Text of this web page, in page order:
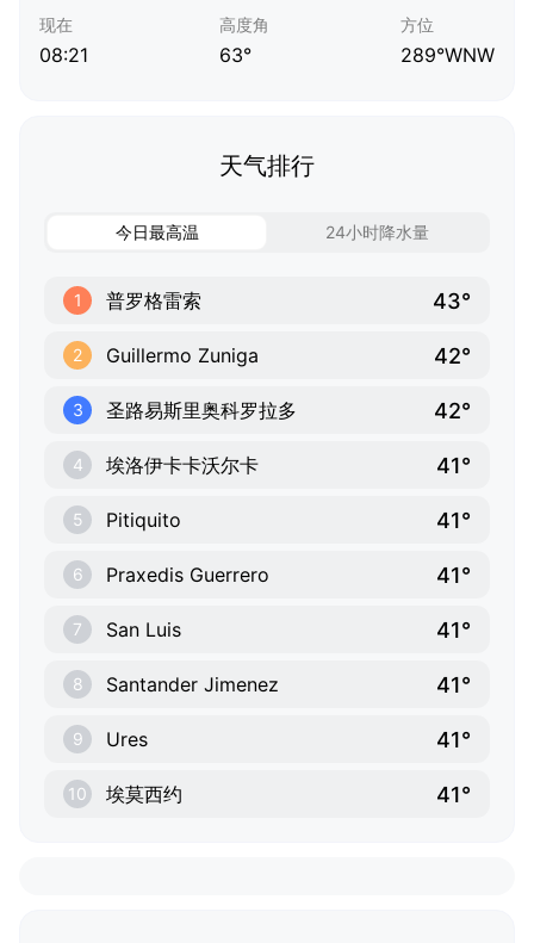
现在
08:21
高度角
63°
方位
289°WNW
天气排行
今日最高温 24小时降水量
1 普罗格雷索 43°
2 Guillermo Zuniga 42°
3 圣路易斯里奥科罗拉多 42°
4 埃洛伊卡卡沃尔卡 41°
5 Pitiquito 41°
6 Praxedis Guerrero 41°
7 San Luis 41°
8 Santander Jimenez 41°
9 Ures 41°
10 埃莫西约 41°